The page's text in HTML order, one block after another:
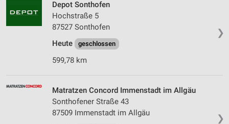
❯
Depot Sonthofen
Hochstraße 5
87527 Sonthofen
Heute
geschlossen
599,78 km
❯
Matratzen Concord Immenstadt im Allgäu
Sonthofener Straße 43
87509 Immenstadt im Allgäu